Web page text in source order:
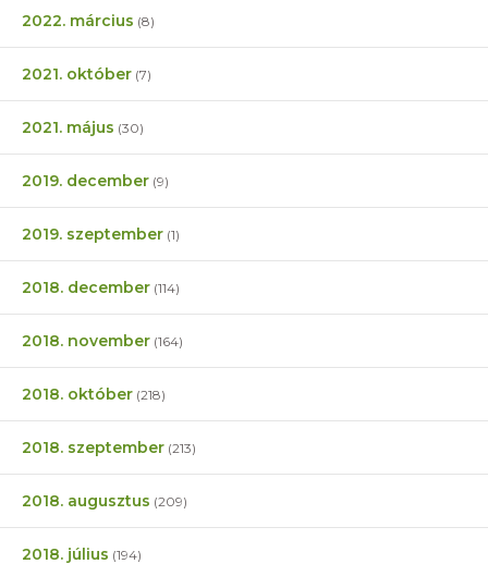
2022. március (8)
2021. október (7)
2021. május (30)
2019. december (9)
2019. szeptember (1)
2018. december (114)
2018. november (164)
2018. október (218)
2018. szeptember (213)
2018. augusztus (209)
2018. július (194)